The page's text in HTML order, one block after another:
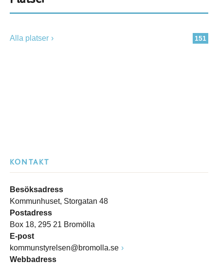
151
Alla platser
KONTAKT
Besöksadress
Kommunhuset, Storgatan 48
Postadress
Box 18, 295 21 Bromölla
E-post
kommunstyrelsen@bromolla.se
Webbadress